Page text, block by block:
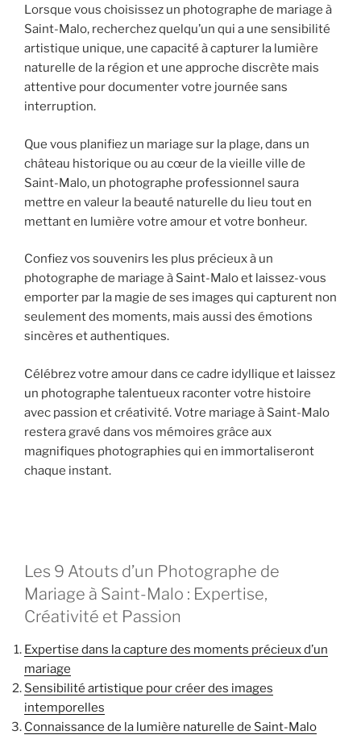
Lorsque vous choisissez un photographe de mariage à
Saint-Malo, recherchez quelqu’un qui a une sensibilité
artistique unique, une capacité à capturer la lumière
naturelle de la région et une approche discrète mais
attentive pour documenter votre journée sans
interruption.
Que vous planifiez un mariage sur la plage, dans un
château historique ou au cœur de la vieille ville de
Saint-Malo, un photographe professionnel saura
mettre en valeur la beauté naturelle du lieu tout en
mettant en lumière votre amour et votre bonheur.
Confiez vos souvenirs les plus précieux à un
photographe de mariage à Saint-Malo et laissez-vous
emporter par la magie de ses images qui capturent non
seulement des moments, mais aussi des émotions
sincères et authentiques.
Célébrez votre amour dans ce cadre idyllique et laissez
un photographe talentueux raconter votre histoire
avec passion et créativité. Votre mariage à Saint-Malo
restera gravé dans vos mémoires grâce aux
magnifiques photographies qui en immortaliseront
chaque instant.
Les 9 Atouts d’un Photographe de
Mariage à Saint-Malo : Expertise,
Créativité et Passion
Expertise dans la capture des moments précieux d’un
mariage
Sensibilité artistique pour créer des images
intemporelles
Connaissance de la lumière naturelle de Saint-Malo